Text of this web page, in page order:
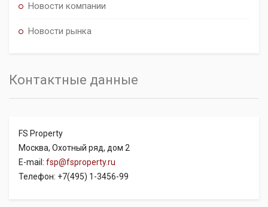
Новости компании
Новости рынка
Контактные данные
FS Property
Москва, Охотный ряд, дом 2
E-mail: fsp@fsproperty.ru
Телефон: +7(495) 1-3456-99